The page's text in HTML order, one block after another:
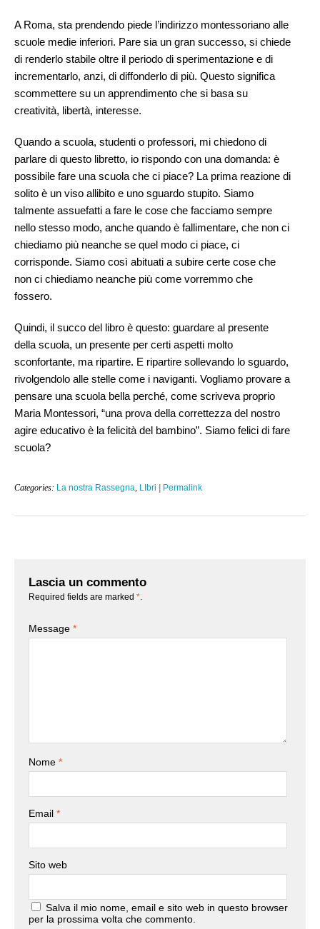
A Roma, sta prendendo piede l’indirizzo montessoriano alle
scuole medie inferiori. Pare sia un gran successo, si chiede
di renderlo stabile oltre il periodo di sperimentazione e di
incrementarlo, anzi, di diffonderlo di più. Questo significa
scommettere su un apprendimento che si basa su
creatività, libertà, interesse.
Quando a scuola, studenti o professori, mi chiedono di
parlare di questo libretto, io rispondo con una domanda: è
possibile fare una scuola che ci piace? La prima reazione di
solito è un viso allibito e uno sguardo stupito. Siamo
talmente assuefatti a fare le cose che facciamo sempre
nello stesso modo, anche quando è fallimentare, che non ci
chiediamo più neanche se quel modo ci piace, ci
corrisponde. Siamo così abituati a subire certe cose che
non ci chiediamo neanche più come vorremmo che
fossero.
Quindi, il succo del libro è questo: guardare al presente
della scuola, un presente per certi aspetti molto
sconfortante, ma ripartire. E ripartire sollevando lo sguardo,
rivolgendolo alle stelle come i naviganti. Vogliamo provare a
pensare una scuola bella perché, come scriveva proprio
Maria Montessori, “una prova della correttezza del nostro
agire educativo è la felicità del bambino”. Siamo felici di fare
scuola?
Categories: La nostra Rassegna LIbri | Permalink
Lascia un commento
Required fields are marked *
Message *
Nome *
Email *
Sito web
Salva il mio nome, email e sito web in questo browser
per la prossima volta che commento.